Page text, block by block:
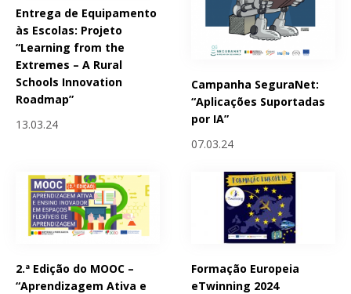
Entrega de Equipamento
às Escolas: Projeto
“Learning from the
Extremes – A Rural
Schools Innovation
Roadmap”
13.03.24
Campanha SeguraNet:
“Aplicações Suportadas
por IA”
07.03.24
2.ª Edição do MOOC –
“Aprendizagem Ativa e
Formação Europeia
eTwinning 2024